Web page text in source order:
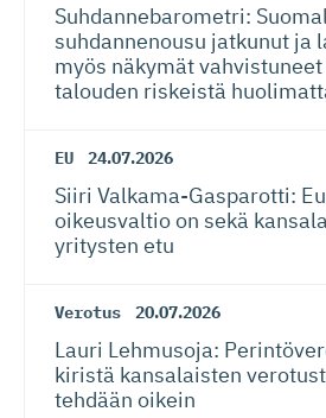
Suhdanneba­ro­metri:
suhdannenousu jatkunut ja
myös näkymät
talouden riskeistä
EU 24.07.2026
Siiri Valkama-Gas­pa­rotti:
oikeusvaltio on sekä
yritysten etu
Verotus 20.07.2026
Lauri Lehmusoja:
kiristä kansalaisten
tehdään oikein